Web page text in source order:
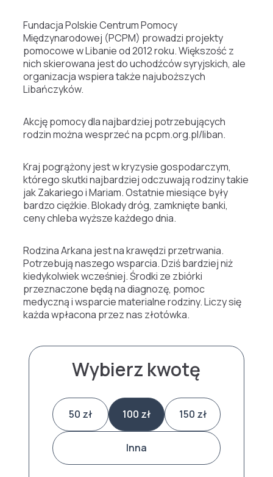
Fundacja Polskie Centrum Pomocy
Międzynarodowej (PCPM) prowadzi projekty
pomocowe w Libanie od 2012 roku. Większość z
nich skierowana jest do uchodźców syryjskich, ale
organizacja wspiera także najuboższych
Libańczyków.
Akcję pomocy dla najbardziej potrzebujących
rodzin można wesprzeć na pcpm.org.pl/liban.
Kraj pogrążony jest w kryzysie gospodarczym,
którego skutki najbardziej odczuwają rodziny takie
jak Zakariego i Mariam. Ostatnie miesiące były
bardzo ciężkie. Blokady dróg, zamknięte banki,
ceny chleba wyższe każdego dnia.
Rodzina Arkana jest na krawędzi przetrwania.
Potrzebują naszego wsparcia. Dziś bardziej niż
kiedykolwiek wcześniej. Środki ze zbiórki
przeznaczone będą na diagnozę, pomoc
medyczną i wsparcie materialne rodziny. Liczy się
każda wpłacona przez nas złotówka.
Wybierz kwotę
50 zł 100 zł 150 zł
Inna